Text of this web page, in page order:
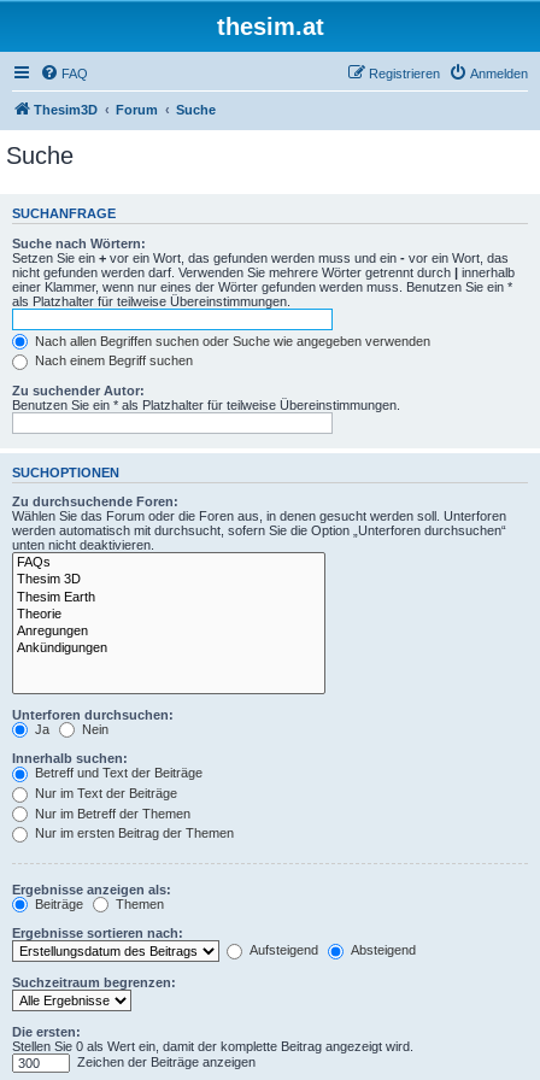
thesim.at
FAQ Anmelden
Registrieren
Thesim3D Forum Suche
Suche
SUCHANFRAGE
Suche nach Wörtern:
Setzen Sie ein + vor ein Wort, das gefunden werden muss und ein - vor ein Wort, das
nicht gefunden werden darf. Verwenden Sie mehrere Wörter getrennt durch | innerhalb
einer Klammer, wenn nur eines der Wörter gefunden werden muss. Benutzen Sie ein *
als Platzhalter für teilweise Übereinstimmungen.
Nach allen Begriffen suchen oder Suche wie angegeben verwenden
Nach einem Begriff suchen
Zu suchender Autor:
Benutzen Sie ein * als Platzhalter für teilweise Übereinstimmungen.
SUCHOPTIONEN
Zu durchsuchende Foren:
Wählen Sie das Forum oder die Foren aus, in denen gesucht werden soll. Unterforen
werden automatisch mit durchsucht, sofern Sie die Option „Unterforen durchsuchen“
unten nicht deaktivieren.
Unterforen durchsuchen:
Ja
Nein
Innerhalb suchen:
Betreff und Text der Beiträge
Nur im Text der Beiträge
Nur im Betreff der Themen
Nur im ersten Beitrag der Themen
Ergebnisse anzeigen als:
Beiträge
Themen
Ergebnisse sortieren nach:
Aufsteigend
Absteigend
Suchzeitraum begrenzen:
Die ersten:
Stellen Sie 0 als Wert ein, damit der komplette Beitrag angezeigt wird.
Zeichen der Beiträge anzeigen